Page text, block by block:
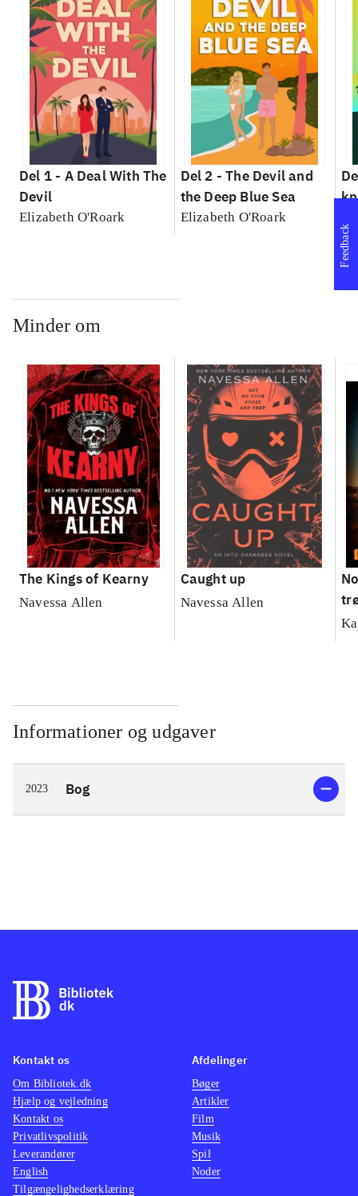
Del 1 - A Deal With The
Devil
Elizabeth O'Roark
Del 2 -The Devil and
the Deep Blue Sea
Elizabeth O'Roark
Minder om
The Kings of Kearny
Navessa Allen
Caught up
Navessa Allen
Informationer og udgaver
2023 Bog
Feedback
Kontakt os
Om Bibliotek.dk
Hjælp og vejledning
Kontakt os
Privatlivspolitik
Leverandører
English
Tilgængelighedserklæring
Afdelinger
Bøger
Artikler
Film
Musik
Spil
Noder